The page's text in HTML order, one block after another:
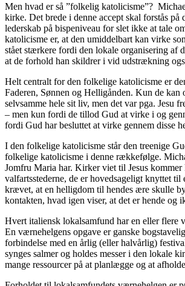
Men hvad er så ”folkelig katolicisme”?
kirke. Det brede i denne accept skal forstås
lederskab på bispeniveau for slet ikke at tale
katolicisme er, at den umiddelbart kan virke
stået stærkere fordi den lokale organisering af
at de forhold han skildrer i vid udstrækning
Helt centralt for den folkelige katolicisme er
Faderen, Sønnen og Helligånden. Kun de
selvsamme hele sit liv, men det var pga. Jesu
– men kun fordi de tillod Gud at virke i og
fordi Gud har besluttet at virke gennem disse
I den folkelige katolicisme står den treenige
folkelige katolicisme i denne rækkefølge.
Jomfru Maria har. Kirker viet til Jesus
valfartsstederne, de er hovedsageligt knyttet
krævet, at en helligdom til hendes ære skulle
kontakten, hvad igen viser, at det er hende og
Hvert italiensk lokalsamfund har en eller flere
En værnehelgens opgave er ganske
forbindelse med en årlig (eller halvårlig)
synges salmer og holdes messer i den lokale
mange ressourcer på at planlægge og at